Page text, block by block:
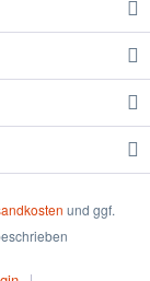
und ggf.